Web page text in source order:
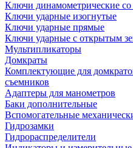
Ключи динамометрические
Ключи ударные изогнутые
Ключи ударные прямые
Ключи ударные с открытым
Мультипликаторы
Домкраты
Комплектующие для
съемников
Адаптеры для манометров
Баки дополнительные
Вспомогательные
Гидрозамки
Гидрораспределители